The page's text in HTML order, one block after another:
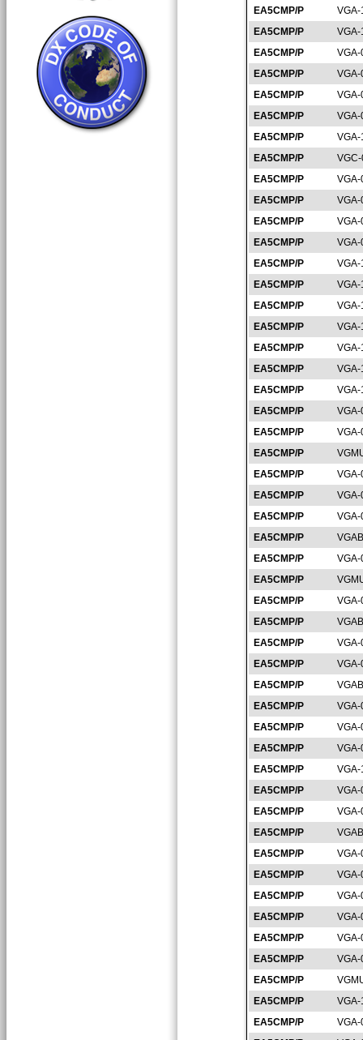
EA5CMP/P
EA5CMP/P
VGA-
EA5CMP/P
EA5CMP/P
EA5CMP/P
EA5CMP/P
EA5CMP/P
EA5CMP/P
EA5CMP/P
EA5CMP/P
EA5CMP/P
EA5CMP/P
EA5CMP/P
VGA-
EA5CMP/P
EA5CMP/P
EA5CMP/P
EA5CMP/P
VGA-
EA5CMP/P
EA5CMP/P
EA5CMP/P
EA5CMP/P
EA5CMP/P
EA5CMP/P
EA5CMP/P
EA5CMP/P
EA5CMP/P
EA5CMP/P
EA5CMP/P
EA5CMP/P
EA5CMP/P
EA5CMP/P
EA5CMP/P
EA5CMP/P
EA5CMP/P
EA5CMP/P
EA5CMP/P
EA5CMP/P
EA5CMP/P
EA5CMP/P
EA5CMP/P
EA5CMP/P
EA5CMP/P
EA5CMP/P
EA5CMP/P
EA5CMP/P
EA5CMP/P
EA5CMP/P
EA5CMP/P
EA5CMP/P